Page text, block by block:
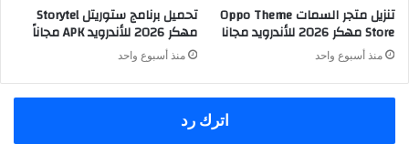
تنزيل متجر السمات Oppo Theme
Store مهكر 2026 للأندرويد مجانا
منذ أسبوع واحد
تحميل برنامج ستوريتل Storytel
مهكر 2026 للأندرويد APK مجاناً
منذ أسبوع واحد
اترك رد